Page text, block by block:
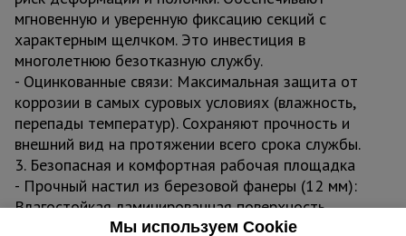
мгновенную и уверенную фиксацию секций с
характерным щелчком. Это инвестиция в
многолетнюю безотказную службу.
- Оцинкованные связи: Максимальная защита от
коррозии в самых суровых условиях (влажность,
перепады температур). Сохраняют прочность и
внешний вид на протяжении всего срока службы.
3. Безопасная и комфортная рабочая площадка
- Прочный настил из березовой фанеры (12 мм):
Влагостойкая ламинированная поверхность
выдерживает высокие нагрузки и воздействие
Мы используем Cookie